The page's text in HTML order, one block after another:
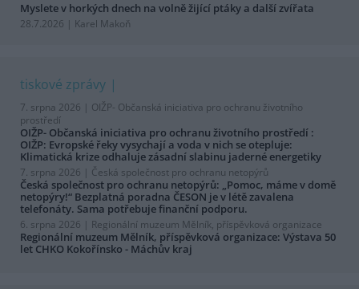
Myslete v horkých dnech na volně žijící ptáky a další zvířata
28.7.2026 | Karel Makoň
tiskové zprávy
7. srpna 2026 | OIŽP- Občanská iniciativa pro ochranu životního
prostředí
OIŽP- Občanská iniciativa pro ochranu životního prostředí :
OIŽP: Evropské řeky vysychají a voda v nich se otepluje:
Klimatická krize odhaluje zásadní slabinu jaderné energetiky
7. srpna 2026 | Česká společnost pro ochranu netopýrů
Česká společnost pro ochranu netopýrů: „Pomoc, máme v domě
netopýry!“ Bezplatná poradna ČESON je v létě zavalena
telefonáty. Sama potřebuje finanční podporu.
6. srpna 2026 | Regionální muzeum Mělník, příspěvková organizace
Regionální muzeum Mělník, příspěvková organizace: Výstava 50
let CHKO Kokořínsko - Máchův kraj